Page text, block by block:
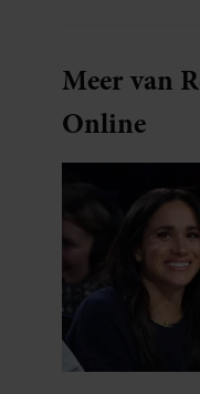
Meer van
Online